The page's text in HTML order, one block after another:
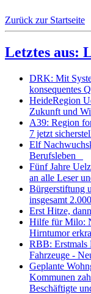
Zurück zur Startseite
Letztes aus:
DRK: Mit
konsequentes
HeideRegion
Zukunft und
A39: Region
7 jetzt
Elf
Berufsleben
Fünf Jahre
an alle Leser
Bürgerstiftung
insgesamt
Erst Hitze,
Hilfe für Milo:
Hirntumor
RBB: Erstmals
Fahrzeuge -
Geplante
Kommunen
Beschäftigte